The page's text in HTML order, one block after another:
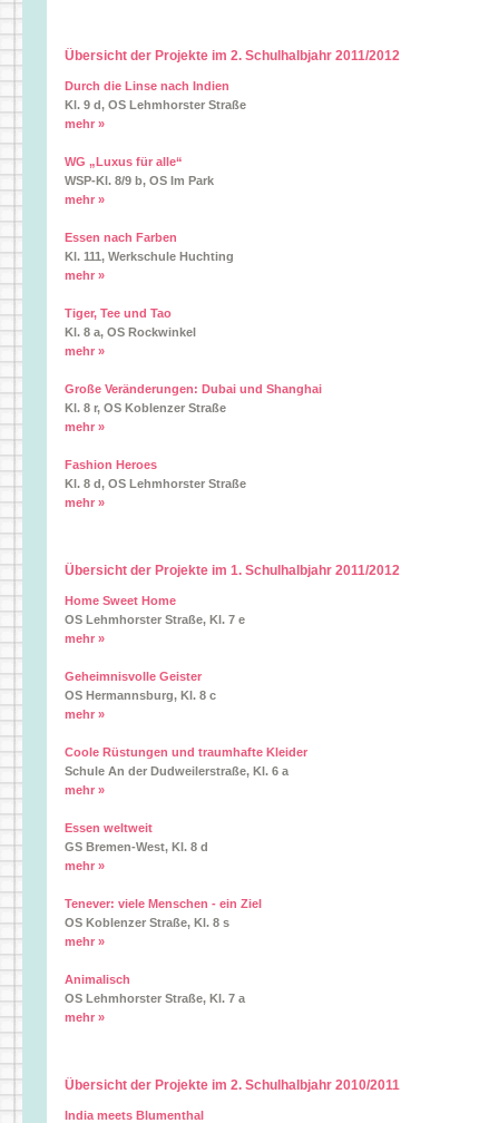
Übersicht der Projekte im 2. Schulhalbjahr 2011/2012
Durch die Linse nach Indien
Kl. 9 d, OS Lehmhorster Straße
mehr »
WG „Luxus für alle“
WSP-Kl. 8/9 b, OS Im Park
mehr »
Essen nach Farben
Kl. 111, Werkschule Huchting
mehr »
Tiger, Tee und Tao
Kl. 8 a, OS Rockwinkel
mehr »
Große Veränderungen: Dubai und Shanghai
Kl. 8 r, OS Koblenzer Straße
mehr »
Fashion Heroes
Kl. 8 d, OS Lehmhorster Straße
mehr »
Übersicht der Projekte im 1. Schulhalbjahr 2011/2012
Home Sweet Home
OS Lehmhorster Straße, Kl. 7 e
mehr »
Geheimnisvolle Geister
OS Hermannsburg, Kl. 8 c
mehr »
Coole Rüstungen und traumhafte Kleider
Schule An der Dudweilerstraße, Kl. 6 a
mehr »
Essen weltweit
GS Bremen-West, Kl. 8 d
mehr »
Tenever: viele Menschen - ein Ziel
OS Koblenzer Straße, Kl. 8 s
mehr »
Animalisch
OS Lehmhorster Straße, Kl. 7 a
mehr »
Übersicht der Projekte im 2. Schulhalbjahr 2010/2011
India meets Blumenthal